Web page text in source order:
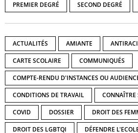
PREMIER DEGRÉ SECOND DEGRÉ
ACTUALITÉS AMIANTE
CARTE SCOLAIRE COMMUNIQUÉS
COMPTE-RENDU D'INSTANCES OU
CONDITIONS DE TRAVAIL CONNAÎTRE
COVID DOSSIER DROIT DES
DROIT DES LGBTQI DÉFENDRE